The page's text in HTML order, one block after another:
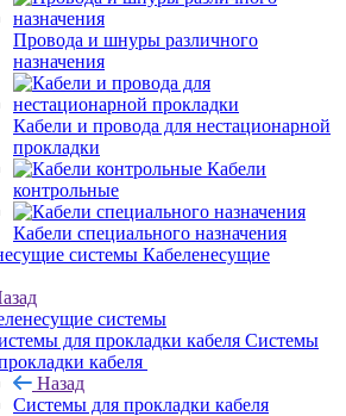
Провода и шнуры различного
назначения
Кабели и провода для нестационарной
прокладки
Кабели
контрольные
Кабели специального назначения
Кабеленесущие
системы
Системы
кабеля
Назад
Системы для прокладки кабеля